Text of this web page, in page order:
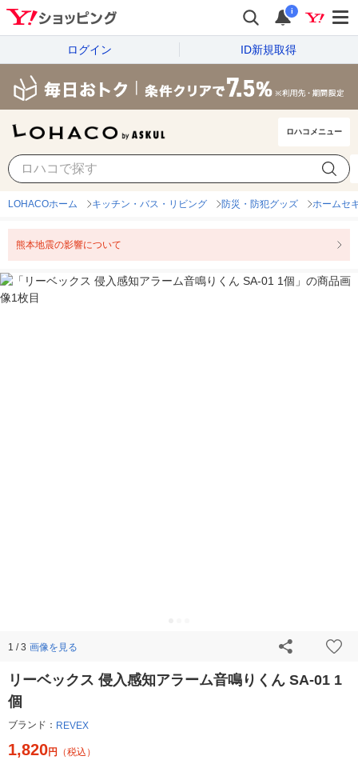
i
ログイン ID新規取得
ロハコメニュー
LOHACOホーム キッチン・バス・リビング 防災・防犯グッズ ホームセ
熊本地震の影響について
1 / 3 画像を見る
リーベックス 侵入感知アラーム音鳴りくん SA-01 1
個
ブランド： REVEX
1,820円 （税込）